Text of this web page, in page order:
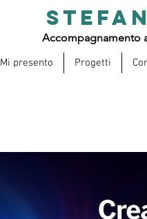
Accompagnamento
Mi presento Progetti